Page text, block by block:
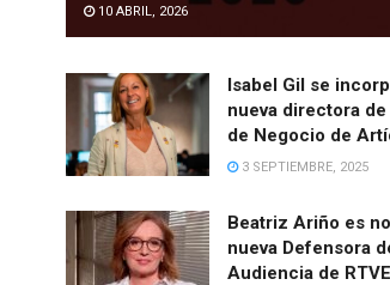
10 ABRIL, 2026
Isabel Gil se
nueva directora
de Negocio de
3 SEPTIEMBRE, 2025
Beatriz Ariño es
nueva Defensora
Audiencia de RTVE